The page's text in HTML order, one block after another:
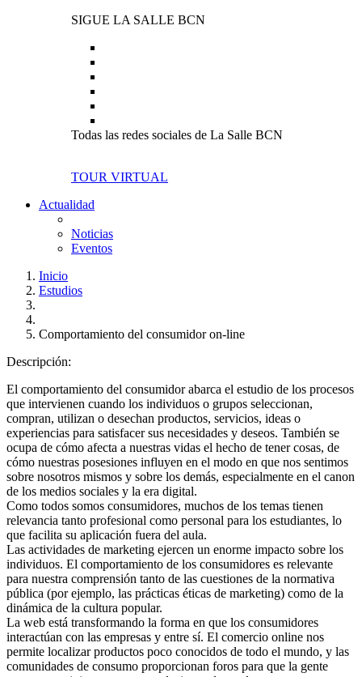
SIGUE LA SALLE BCN
Todas las redes sociales de La Salle BCN
TOUR VIRTUAL
Actualidad
Noticias
Eventos
Inicio
Estudios
Comportamiento del consumidor on-line
Descripción:
El comportamiento del consumidor abarca el estudio de los procesos
que intervienen cuando los individuos o grupos seleccionan,
compran, utilizan o desechan productos, servicios, ideas o
experiencias para satisfacer sus necesidades y deseos. También se
ocupa de cómo afecta a nuestras vidas el hecho de tener cosas, de
cómo nuestras posesiones influyen en el modo en que nos sentimos
sobre nosotros mismos y sobre los demás, especialmente en el canon
de los medios sociales y la era digital.
Como todos somos consumidores, muchos de los temas tienen
relevancia tanto profesional como personal para los estudiantes, lo
que facilita su aplicación fuera del aula.
Las actividades de marketing ejercen un enorme impacto sobre los
individuos. El comportamiento de los consumidores es relevante
para nuestra comprensión tanto de las cuestiones de la normativa
pública (por ejemplo, las prácticas éticas de marketing) como de la
dinámica de la cultura popular.
La web está transformando la forma en que los consumidores
interactúan con las empresas y entre sí. El comercio online nos
permite localizar productos poco conocidos de todo el mundo, y las
comunidades de consumo proporcionan foros para que la gente